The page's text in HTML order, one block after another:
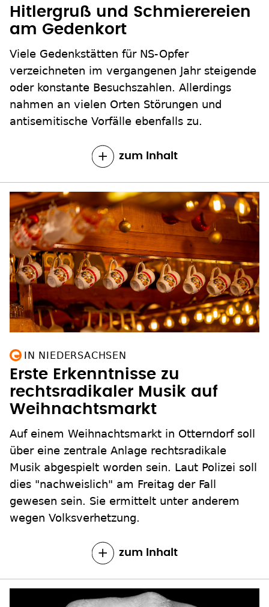
Hitlergruß und Schmierereien
am Gedenkort
Viele Gedenkstätten für NS-Opfer
verzeichneten im vergangenen Jahr steigende
oder konstante Besuchszahlen. Allerdings
nahmen an vielen Orten Störungen und
antisemitische Vorfälle ebenfalls zu.
zum Inhalt
IN NIEDERSACHSEN
Erste Erkenntnisse zu
rechtsradikaler Musik auf
Weihnachtsmarkt
Auf einem Weihnachtsmarkt in Otterndorf soll
über eine zentrale Anlage rechtsradikale
Musik abgespielt worden sein. Laut Polizei soll
dies "nachweislich" am Freitag der Fall
gewesen sein. Sie ermittelt unter anderem
wegen Volksverhetzung.
zum Inhalt